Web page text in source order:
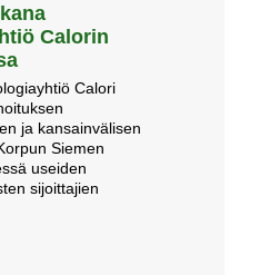
Calorin
Calori
ja kansainvälisen
Siemen
useiden
sijoittajien